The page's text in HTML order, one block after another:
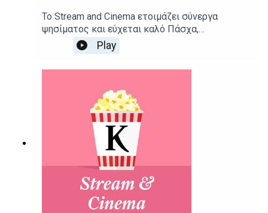
Το Stream and Cinema ετοιμάζει σύνεργα
ψησίματος και εύχεται καλό Πάσχα,
κουβεντιάζοντας για τις αγαπημένες μας
επικές ταινίες που συμπληρώνουν τις
πατροπαράδοτες συνήθειες αυτων των
Παρουσίαση: Αιμίλιος Χαρμπής, Αλεξάνδρα
ΣκαράκηΕπιμέλεια παραγωγής: Urbi Productions
Play